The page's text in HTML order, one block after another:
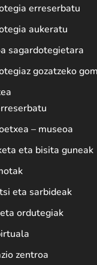
erreserbatu
aukeratu
sagardotegietara
gozatzeko
– museoa
eta bisita guneak
eta sarbideak
ordutegiak
zentroa